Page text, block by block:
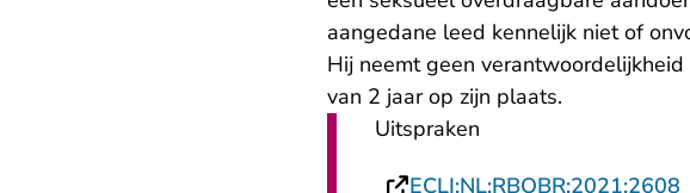
aangedane leed kennelijk niet of
Hij neemt geen
van 2 jaar op zijn plaats.
Uitspraken
ECLI:NL:RBOBR:2021:2608